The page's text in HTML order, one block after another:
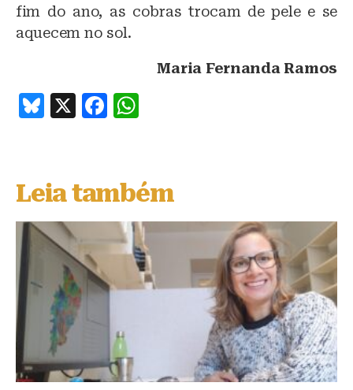
fim do ano, as cobras trocam de pele e se
aquecem no sol.
Maria Fernanda Ramos
B
s
k
y
X
F
e
b
o
o
k
s
A
p
p
Leia também